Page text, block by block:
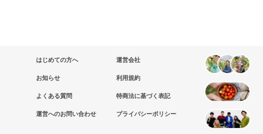
はじめての方へ
お知らせ
よくある質問
運営へのお問い合わせ
運営会社
利用規約
特商法に基づく表記
プライバシーポリシー